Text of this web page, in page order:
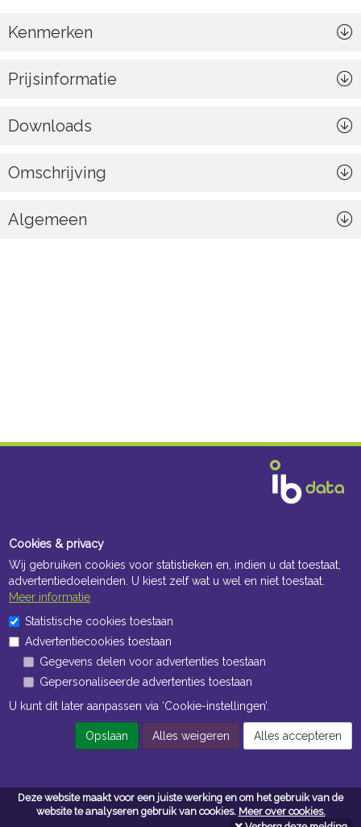
Deze website maakt voor een juiste werking en om het gebruik van de
website te analyseren gebruik van cookies. Meer over cookies.
Kenmerken
Prijsinformatie
Downloads
Omschrijving
Algemeen
Openingstijden Kantoor
ma t/m vr 8:30 uur tot 17:00 uur
Openingstijden Magazijn
ma t/m vr 7:00 uur tot 16:30 uur
Algemene voorwaarden
Cookies & privacy
Wij gebruiken cookies voor statistieken en, indien u dat toestaat,
advertentiedoeleinden. U kiest zelf wat u wel en niet toestaat.
Meer informatie
Statistische cookies toestaan
Advertentiecookies toestaan
Gegevens delen voor advertenties toestaan
Gepersonaliseerde advertenties toestaan
U kunt dit later aanpassen via ‘Cookie-instellingen’.
Opslaan Alles weigeren Alles accepteren